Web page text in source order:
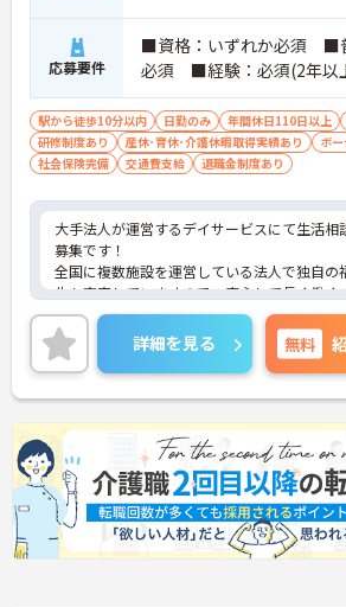
応募要件
■資格：いずれか必須 ■
必須 ■経験：必須(2年以
駅から徒歩10分以内 日勤のみ 年間休日110日以上
研修制度あり
産休･育休･介護休暇取得実績あり
ボ
社会保険完備
交通費支給 退職金制度あり
大手法人が運営するデイサービスにて生活相
募集です！
全国に複数施設を運営している法人で独自の
生も充実していますので、安心して長く働く
できます◎
年間休日110日以上でしっかりお休みも取得
ので、ワークライフバランスを大切にしたい
ススメです！
ご興味のある方には、面接対策ポイントなど
に詳細をお話しいたしますのでお気軽にご相
さい！
詳細を見る 無料